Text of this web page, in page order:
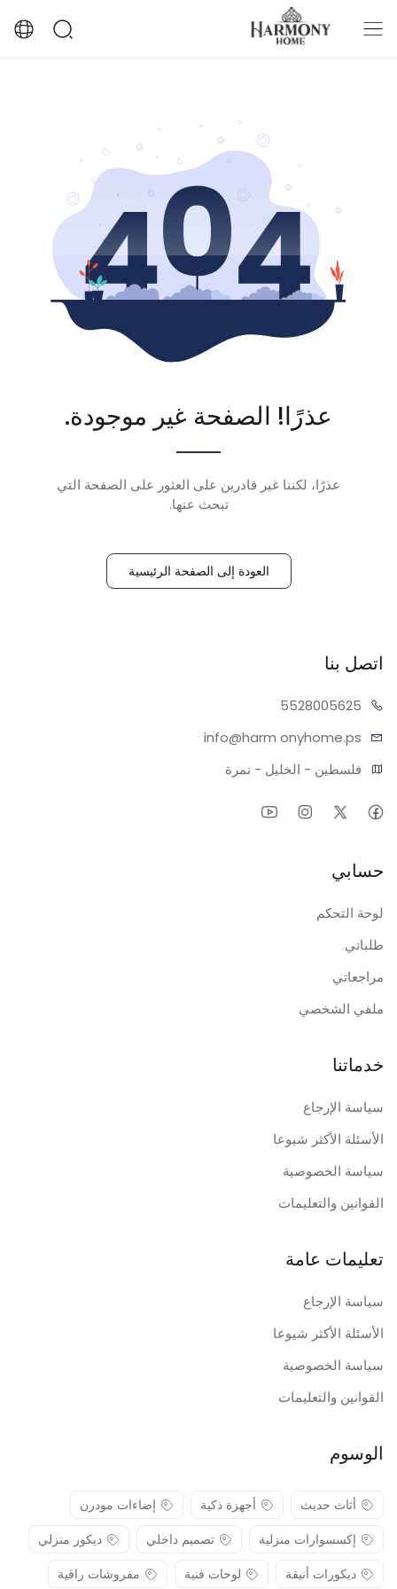
عذرًا! الصفحة غير موجودة.
عذرًا، لكننا غير قادرين على العثور على الصفحة التي
تبحث عنها.
العودة إلى الصفحة الرئيسية
اتصل بنا
05625
55280
info@harm onyhome.ps
فلسطين - الخليل - نمرة
حسابي
لوحة التحكم
طلباتي
مراجعاتي
ملفي الشخصي
خدماتنا
سياسة الإرجاع
الأسئلة الأكثر شيوعا
سياسة الخصوصية
القوانين والتعليمات
تعليمات عامة
سياسة الإرجاع
الأسئلة الأكثر شيوعا
سياسة الخصوصية
القوانين والتعليمات
الوسوم
أثاث حديث أجهزة ذكية
إضاءات مودرن
إكسسوارات منزلية
تصميم داخلي
ديكور منزلي
ديكورات أنيقة
لوحات فنية مفروشات راقية